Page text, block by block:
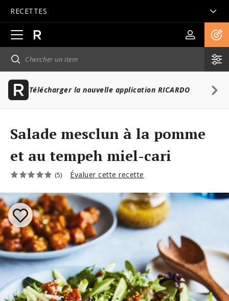
RECETTES
Ouvrir
la
navigation
principale
Télécharger la nouvelle application RICARDO
Salade mesclun à la pomme
et au tempeh miel-cari
(5) Évaluer cette recette